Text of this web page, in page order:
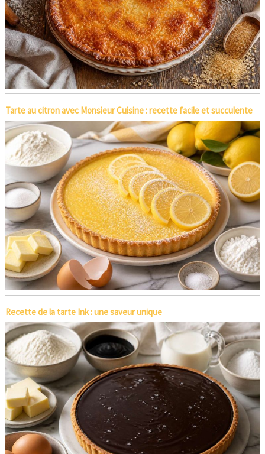
Tarte au citron avec Monsieur Cuisine : recette facile et succulente
Recette de la tarte Ink : une saveur unique